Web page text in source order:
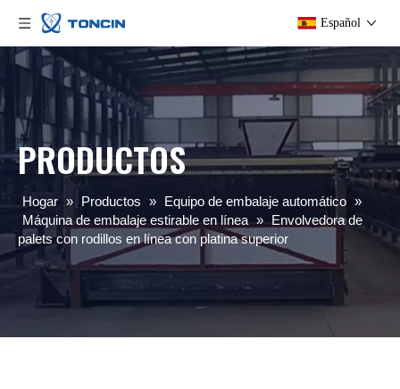
Español
PRODUCTOS
Hogar » Productos » Equipo de embalaje automático »
Máquina de embalaje estirable en línea » Envolvedora de
palets con rodillos en línea con platina superior